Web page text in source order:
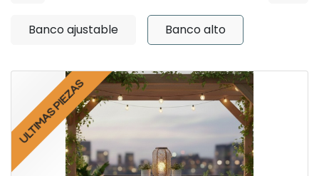
Banco ajustable Banco alto
ULTIMAS PIEZAS